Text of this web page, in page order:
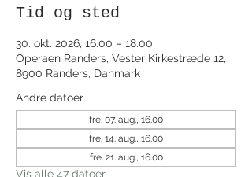
Tid og sted
30. okt. 2026, 16.00 – 18.00
Operaen Randers, Vester Kirkestræde 12,
8900 Randers, Danmark
Andre datoer
fre. 07. aug., 16.00
fre. 14. aug., 16.00
fre. 21. aug., 16.00
Vis alle 47 datoer